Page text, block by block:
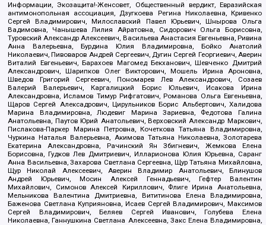
Информации, Экозащита!-Женсовет, Общественный вердикт, Евразийская
антимонопольная ассоциация, Дзугкоева Регина Николаевна, Кривенко
Сергей Владимирович, Милославский Павел Юрьевич, Шнырова Ольга
Вадимовна, Чанышева Лилия Айратовна, Сидорович Ольга Борисовна,
Туровский Александр Алексеевич, Васильева Анастасия Евгеньевна, Ривина
Анна Валерьевна, Бурдина Юлия Владимировна, Бойко Анатолий
Николаевич, Пивоваров Андрей Сергеевич, Дугин Сергей Георгиевич, Аверин
Виталий Евгеньевич, Барахоев Магомед Бекханович, Шевченко Дмитрий
Александрович, Шарипков Олег Викторович, Мошель Ирина Ароновна,
Шведов Григорий Сергеевич, Пономарев Лев Александрович, Созаев
Валерий Валерьевич, Каргалицкий Борис Юльевич, Исакова Ирина
Александровна, Исламов Тимур Рифгатович, Романова Ольга Евгеньевна,
Щаров Сергей Алексадрович, Цирульников Борис Альбертович, Халидова
Марина Владимировна, Людевиг Марина Зариевна, Федотова Галина
Анатольевна, Паутов Юрий Анатольевич, Верховский Александр Маркович,
Пислакова-Паркер Марина Петровна, Кочеткова Татьяна Владимировна,
Чуркина Наталья Валерьевна, Акимова Татьяна Николаевна, Золотарева
Екатерина Александровна, Рачинский Ян Збигневич, Жемкова Елена
Борисовна, Гудков Лев Дмитриевич, Илларионова Юлия Юрьевна, Саранг
Анна Васильевна, Захарова Светлана Сергеевна, Щур Татьяна Михайловна,
Щур Николай Алексеевич, Аверин Владимир Анатольевич, Блинушов
Андрей Юрьевич, Мосин Алексей Геннадьевич, Гефтер Валентин
Михайлович, Симонов Алексей Кириллович, Флиге Ирина Анатольевна,
Мельникова Валентина Дмитриевна, Вититинова Елена Владимировна,
Баженова Светлана Куприяновна, Исаев Сергей Владимирович, Максимов
Сергей Владимирович, Беляев Сергей Иванович, Голубева Елена
Николаевна, Ганнушкина Светлана Алексеевна, Закс Елена Владимировна,